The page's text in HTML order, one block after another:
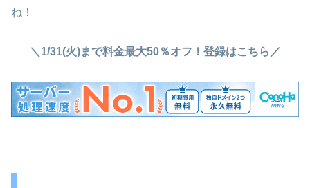
ね！
＼1/31(火)まで料金最大50％オフ！登録はこちら／